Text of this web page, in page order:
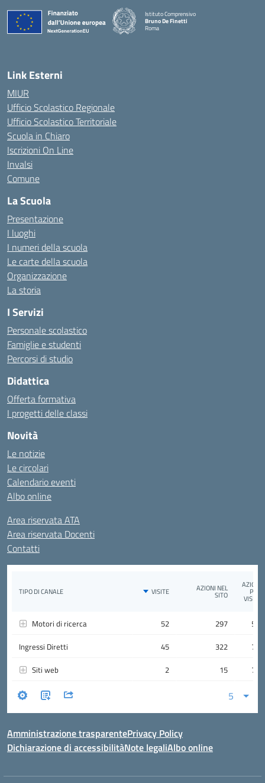
Istituto Comprensivo
Bruno De Finetti
Roma
Link Esterni
MIUR
Ufficio Scolastico Regionale
Ufficio Scolastico Territoriale
Scuola in Chiaro
Iscrizioni On Line
Invalsi
Comune
La Scuola
Presentazione
I luoghi
I numeri della scuola
Le carte della scuola
Organizzazione
La storia
I Servizi
Personale scolastico
Famiglie e studenti
Percorsi di studio
Didattica
Offerta formativa
I progetti delle classi
Novità
Le notizie
Le circolari
Calendario eventi
Albo online
Area riservata ATA
Area riservata Docenti
Contatti
Amministrazione trasparentePrivacy Policy
Dichiarazione di accessibilitàNote legaliAlbo online